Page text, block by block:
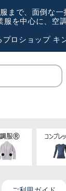
まで、面倒な
を中心に、空
ロショップ キ